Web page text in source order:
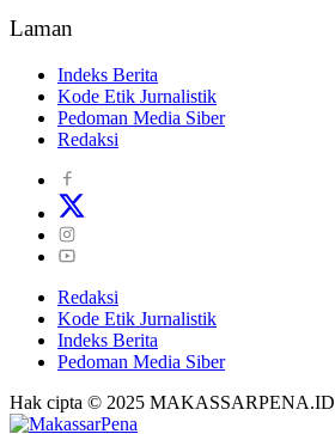
Laman
Indeks Berita
Kode Etik Jurnalistik
Pedoman Media Siber
Redaksi
Redaksi
Kode Etik Jurnalistik
Indeks Berita
Pedoman Media Siber
Hak cipta © 2025 MAKASSARPENA.ID